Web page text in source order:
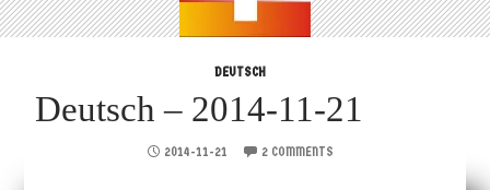
DEUTSCH
Deutsch – 2014-11-21
2014-11-21 2 COMMENTS